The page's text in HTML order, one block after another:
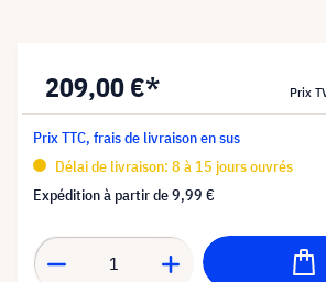
209,00 €* Prix
Prix TTC, frais de livraison en sus
Délai de livraison: 8 à 15 jours ouvrés
Expédition à partir de9,99 €